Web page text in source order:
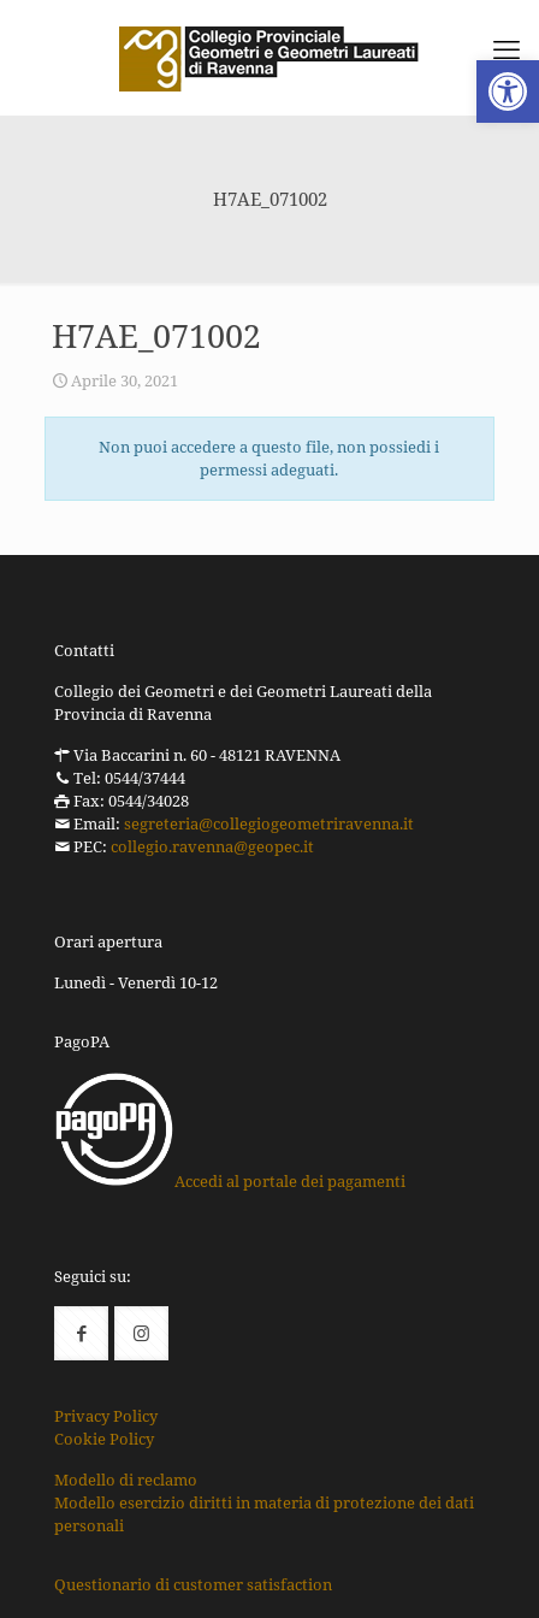
Apri
H7AE_071002
H7AE_071002
Aprile 30, 2021
Non puoi accedere a questo file, non possiedi i
permessi adeguati.
Contatti
Collegio dei Geometri e dei Geometri Laureati della
Provincia di Ravenna
Via Baccarini n. 60 - 48121 RAVENNA
Tel: 0544/37444
Fax: 0544/34028
Email: segreteria@collegiogeometriravenna.it
PEC: collegio.ravenna@geopec.it
Orari apertura
Lunedì - Venerdì 10-12
PagoPA
Accedi al portale dei pagamenti
Seguici su:
Privacy Policy
Cookie Policy
Modello di reclamo
Modello esercizio diritti in materia di protezione dei dati
personali
Questionario di customer satisfaction